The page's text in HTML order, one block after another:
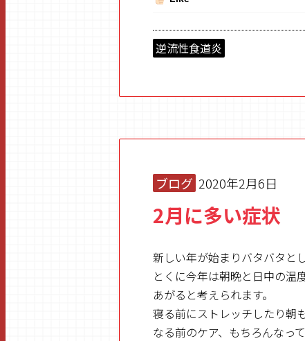
逆流性食道炎
ブログ 2020年2月6日
2月に多い症状
新しい年が始まりバタバタと
とくに今年は朝晩と日中の温
あがると考えられます。
寝る前にストレッチしたり朝
なる前のケア、もちろんなっ